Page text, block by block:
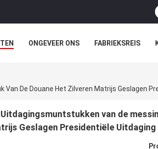
ONGEVEER ONS FABRIEKSREIS
De Douane Het Zilveren Matrijs Geslagen
Uitdagingsmuntstukken van de
Geslagen Presidentiële Uitdaging